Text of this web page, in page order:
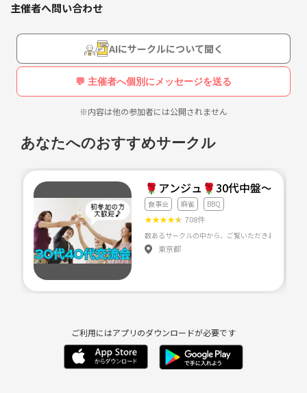
🌟活動内容
通常活動日では主にボードゲームをメインに遊んでいます。
オンライン活動、飲み会、合宿、マーダーミステリー会、クイズ大会、
タコスパーティなど、ボードゲーム以外のイベントも不定期で開催して
7Gold様完全協力！
サークル活動日は割引価格で遊べちゃいます！
🌟サークルの雰囲気
現メンバーは老若男女問わずみんな仲良しで、とってもにぎやかなサー
クルです！
Twitterで過去の活動報告やメンバー紹介を掲載しているので是非チェ
ックしてみてくださいね！
参加希望の方は金火猫公式TwitterにDMお願いします！🥳🥳🥳
【＠kinkabyobg】
主催者へ問い合わせ
AIにサークルについて聞く
💬 主催者へ個別にメッセージを送る
※内容は他の参加者には公開されません
あなたへのおすすめサークル
🌹アンジュ🌹30代中盤～50代
食事会 麻雀 BBQ
★★★★★ 708件
東京都
ご利用にはアプリのダウンロードが必要です